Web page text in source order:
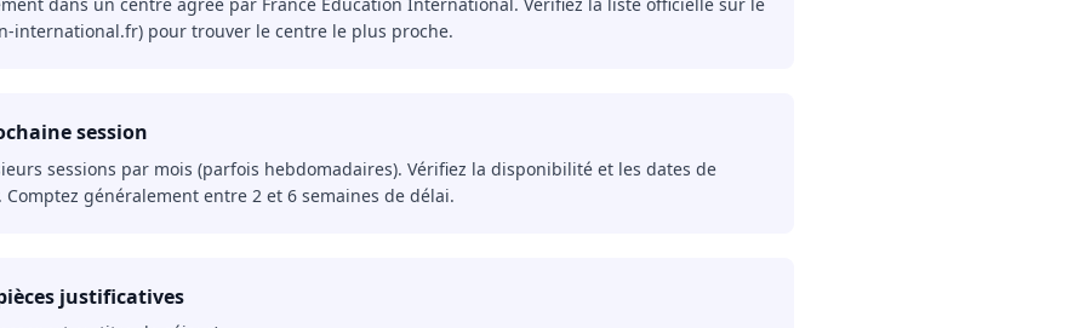
international.fr) pour trouver le centre le plus proche.
session
sessions par mois (parfois hebdomadaires). Vérifiez la disponibilité et les dates de
généralement entre 2 et 6 semaines de délai.
justificatives